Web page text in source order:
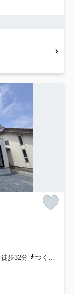
歩32分
つくばエクスプレス「柏たなか」駅 徒歩34分